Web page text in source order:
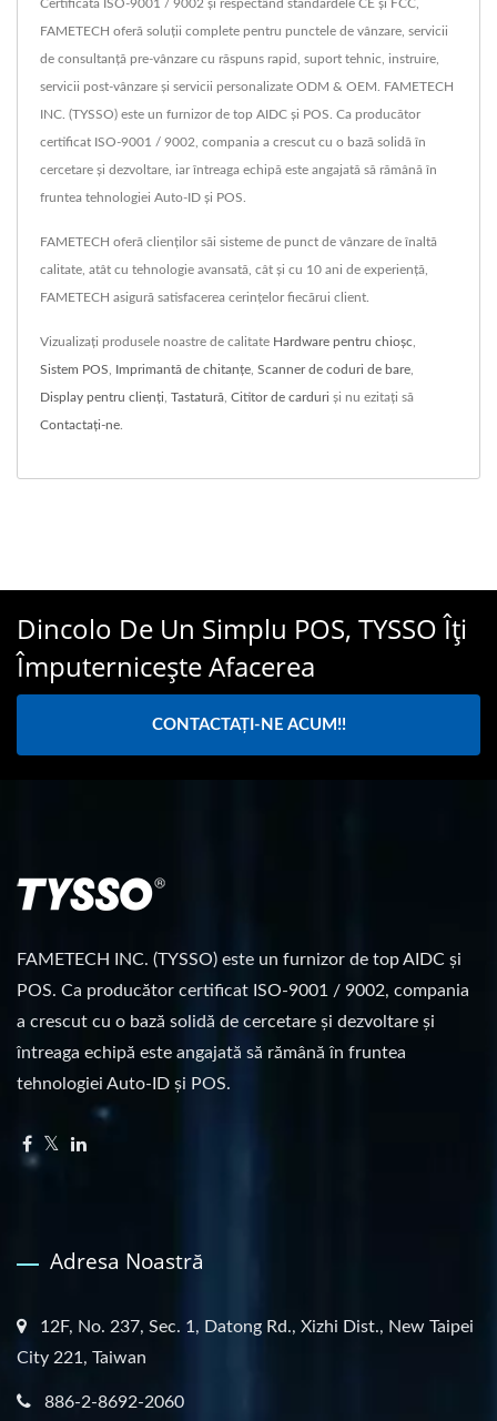
Certificată ISO-9001 / 9002 și respectând standardele CE și FCC,
FAMETECH oferă soluții complete pentru punctele de vânzare, servicii
de consultanță pre-vânzare cu răspuns rapid, suport tehnic, instruire,
servicii post-vânzare și servicii personalizate ODM & OEM. FAMETECH
INC. (TYSSO) este un furnizor de top AIDC și POS. Ca producător
certificat ISO-9001 / 9002, compania a crescut cu o bază solidă în
cercetare și dezvoltare, iar întreaga echipă este angajată să rămână în
fruntea tehnologiei Auto-ID și POS.
FAMETECH oferă clienților săi sisteme de punct de vânzare de înaltă
calitate, atât cu tehnologie avansată, cât și cu 10 ani de experiență,
FAMETECH asigură satisfacerea cerințelor fiecărui client.
Vizualizați produsele noastre de calitate Hardware pentru chioșc
Sistem POS Imprimantă de chitanțe Scanner de coduri de bare
Display pentru clienți Tastatură Cititor de carduri și nu ezitați să
Contactați-ne
Dincolo De Un Simplu POS, TYSSO Îți
Împuternicește Afacerea
CONTACTAȚI-NE ACUM!!
FAMETECH INC. (TYSSO) este un furnizor de top AIDC și
POS. Ca producător certificat ISO-9001 / 9002, compania
a crescut cu o bază solidă de cercetare și dezvoltare și
întreaga echipă este angajată să rămână în fruntea
tehnologiei Auto-ID și POS.
Adresa Noastră
12F, No. 237, Sec. 1, Datong Rd., Xizhi Dist., New Taipei
City 221, Taiwan
886-2-8692-2060